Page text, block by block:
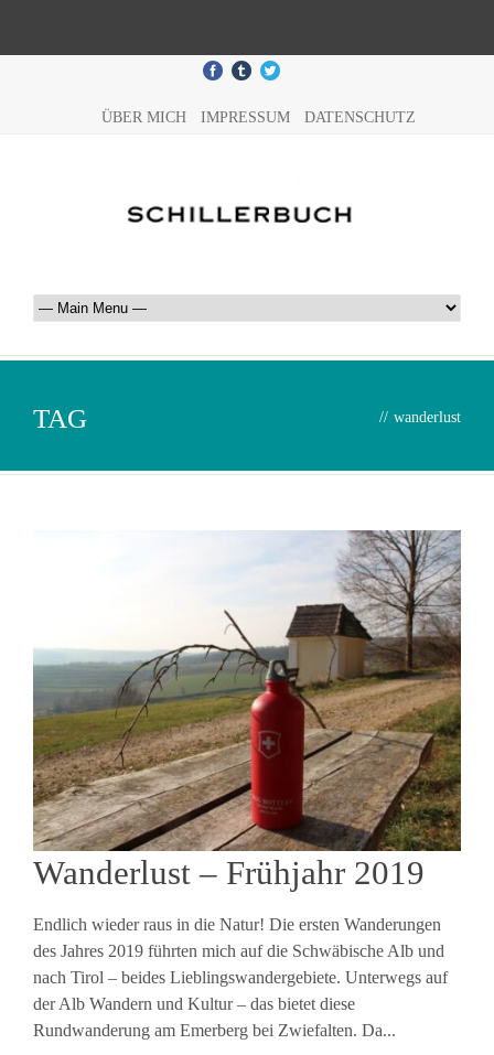
ÜBER MICH IMPRESSUM DATENSCHUTZ
TAG // wanderlust
Wanderlust – Frühjahr 2019
Endlich wieder raus in die Natur! Die ersten Wanderungen
des Jahres 2019 führten mich auf die Schwäbische Alb und
nach Tirol – beides Lieblingswandergebiete. Unterwegs auf
der Alb Wandern und Kultur – das bietet diese
Rundwanderung am Emerberg bei Zwiefalten. Da...